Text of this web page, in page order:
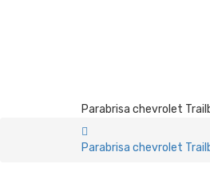
Parabrisa chevrolet
Parabrisa chevrolet